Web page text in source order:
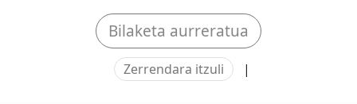
Bilaketa aurreratua
Zerrendara itzuli |